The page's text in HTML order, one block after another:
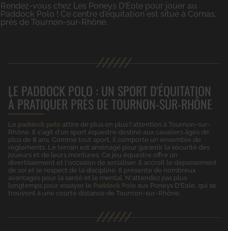
Rendez-vous chez Les Poneys D'Eole pour jouer au
Paddock Polo ! Ce centre d'équitation est situé à Cornas,
près de Tournon-sur-Rhône.
LE PADDOCK POLO : UN SPORT D'ÉQUITATION
À PRATIQUER PRÈS DE TOURNON-SUR-RHÔNE
Le paddock polo attire de plus en plus l'attention à Tournon-sur-
Rhône. Il s'agit d'un sport équestre destiné aux cavaliers âgés de
plus de 8 ans. Comme tout sport, il comporte un ensemble de
règlements. Le terrain est aménagé pour garantir la sécurité des
joueurs et de leurs montures. Ce jeu équestre offre un
divertissement et l'occasion de socialiser. Il accroît le dépassement
de soi et le respect de la discipline. Il présente de nombreux
avantages pour la santé et le mental. N'attendez pas plus
longtemps pour essayer le Paddock Polo aux Poneys D'Eole, qui se
trouvent à une courte distance de Tournon-sur-Rhône.